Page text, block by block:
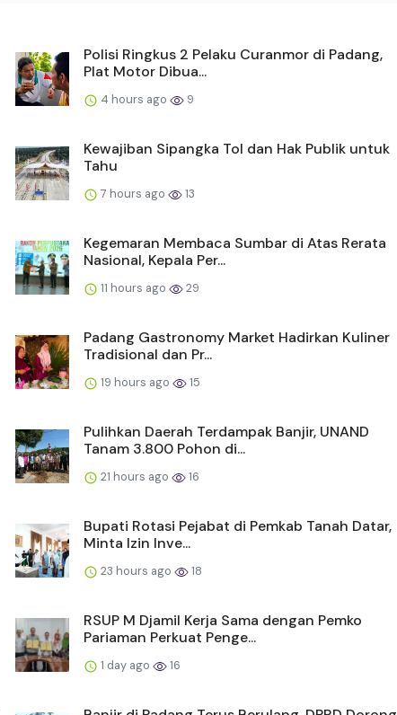
Polisi Ringkus 2 Pelaku Curanmor di Padang,
Plat Motor Dibua...
4 hours ago 9
Kewajiban Sipangka Tol dan Hak Publik untuk
Tahu
7 hours ago 13
Kegemaran Membaca Sumbar di Atas Rerata
Nasional, Kepala Per...
11 hours ago 29
Padang Gastronomy Market Hadirkan Kuliner
Tradisional dan Pr...
19 hours ago 15
Pulihkan Daerah Terdampak Banjir, UNAND
Tanam 3.800 Pohon di...
21 hours ago 16
Bupati Rotasi Pejabat di Pemkab Tanah Datar,
Minta Izin Inve...
23 hours ago 18
RSUP M Djamil Kerja Sama dengan Pemko
Pariaman Perkuat Penge...
1 day ago 16